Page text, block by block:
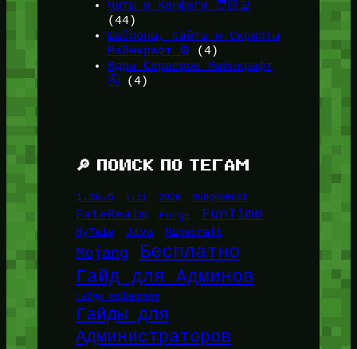
Читы и Конфиги 🧑🏻‍💻
(44)
Шаблоны, Сайты и Скрипты
Майнкрафт ⚙️ (4)
Ядра Серверов Майнкрафт
🚰(4)
🔎 ПОИСК ПО ТЕГАМ
1.16.5 1.21 2026 BungeeHost
FateRealm Forge FunTime
HyTale Java Minecraft
Mojang Бесплатно
Гайд для Админов
Гайды Майнкрафт
Гайды для
Администраторов